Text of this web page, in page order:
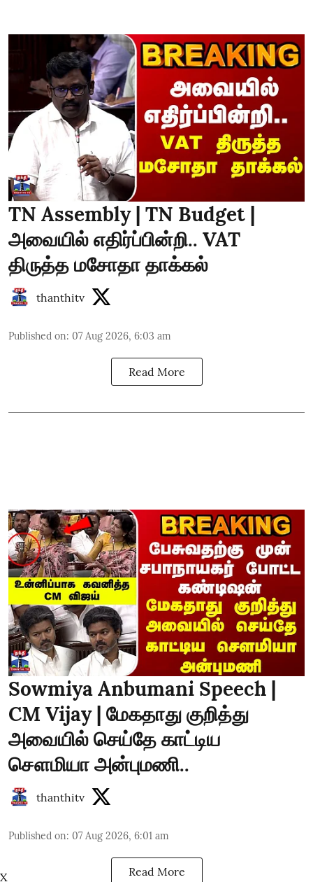
TN Assembly | TN Budget |
அவையில் எதிர்ப்பின்றி.. VAT
திருத்த மசோதா தாக்கல்
thanthitv
Published on: 07 Aug 2026, 6:03 am
Read More
Sowmiya Anbumani Speech |
CM Vijay | மேகதாது குறித்து
அவையில் செய்தே காட்டிய
சௌமியா அன்புமணி..
thanthitv
Published on: 07 Aug 2026, 6:01 am
Read More
X